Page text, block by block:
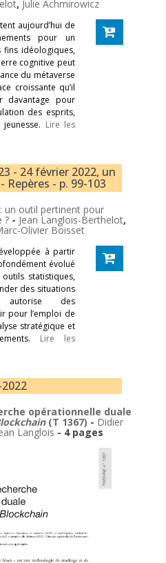
, Julie Achmirowicz
aujourd’hui de
pour un
fins idéologiques,
cognitive peut
du métaverse
croissante qu’il
davantage pour
des esprits,
Lire les
- 24 février 2022, un
Repères - p. 99-103
un outil pertinent pour
? - Jean Langlois-Berthelot,
Olivier Boisset
à partir
évolué
statistiques,
des situations
autorise des
pour l’emploi de
stratégique et
Lire les
opérationnelle duale
(T 1367) - Didier
Langlois - 4 pages